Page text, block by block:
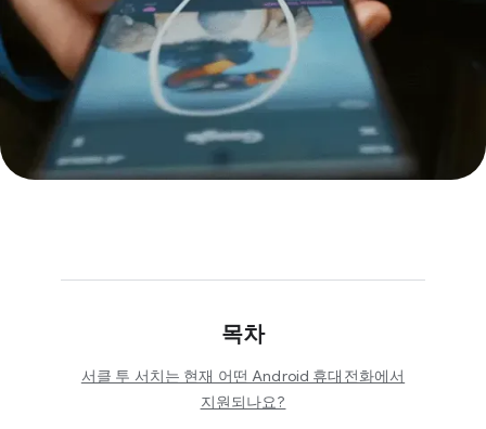
목차
서클 투 서치는 현재 어떤 Android 휴대전화에서
지원되나요?